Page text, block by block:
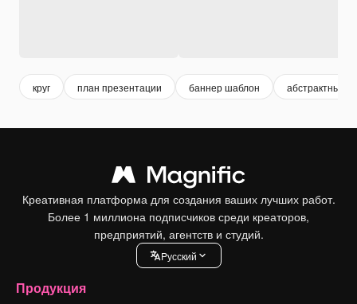
круг план презентации баннер шаблон абстрактный
Креативная платформа для создания ваших лучших работ.
Более 1 миллиона подписчиков среди креаторов,
предприятий, агентств и студий.
Pусский
Продукция